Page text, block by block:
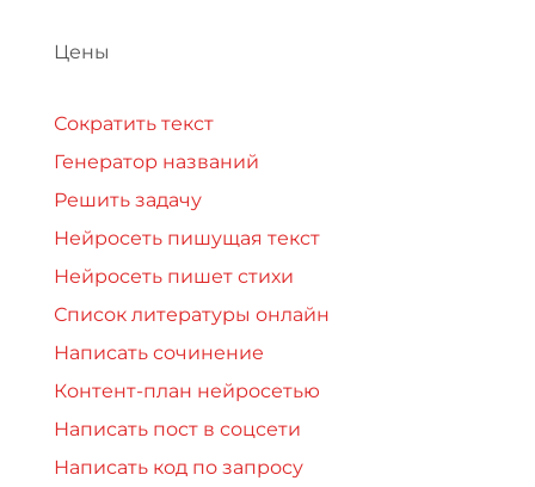
Цены
Сократить текст
Генератор названий
Решить задачу
Нейросеть пишущая текст
Нейросеть пишет стихи
Список литературы онлайн
Написать сочинение
Контент-план нейросетью
Написать пост в соцсети
Написать код по запросу